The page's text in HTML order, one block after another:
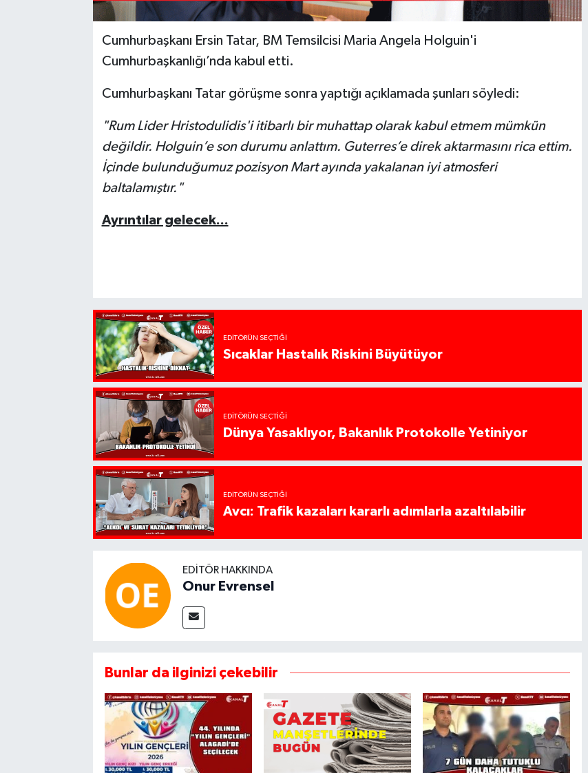
Cumhurbaşkanı Ersin Tatar, BM Temsilcisi Maria Angela Holguin'i
Cumhurbaşkanlığı’nda kabul etti.
Cumhurbaşkanı Tatar görüşme sonra yaptığı açıklamada şunları söyledi:
"Rum Lider Hristodulidis'i itibarlı bir muhattap olarak kabul etmem mümkün
değildir. Holguin’e son durumu anlattım. Guterres’e direk aktarmasını rica ettim.
İçinde bulunduğumuz pozisyon Mart ayında yakalanan iyi atmosferi
baltalamıştır."
Ayrıntılar gelecek...
EDITÖRÜN SEÇTIĞI
Sıcaklar Hastalık Riskini Büyütüyor
EDITÖRÜN SEÇTIĞI
Dünya Yasaklıyor, Bakanlık Protokolle Yetiniyor
EDITÖRÜN SEÇTIĞI
Avcı: Trafik kazaları kararlı adımlarla azaltılabilir
EDITÖR HAKKINDA
Onur Evrensel
Bunlar da ilginizi çekebilir